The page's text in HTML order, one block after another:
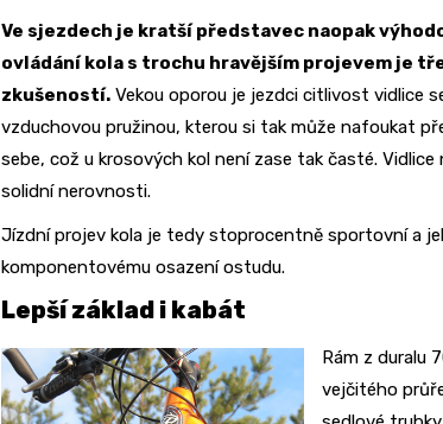
Ve sjezdech je kratší představec naopak
ovládání kola s trochu hravějším projevem je
zkušeností. Vekou oporou je jezdci citlivost vidlice
vzduchovou pružinou, kterou si tak může nafoukat
sebe, což u krosových kol není zase tak časté.
solidní nerovnosti.
Jízdní projev kola je tedy stoprocentně sportovní a
komponentovému osazení ostudu.
Lepší základ i kabát
Rám z duralu
vejčitého